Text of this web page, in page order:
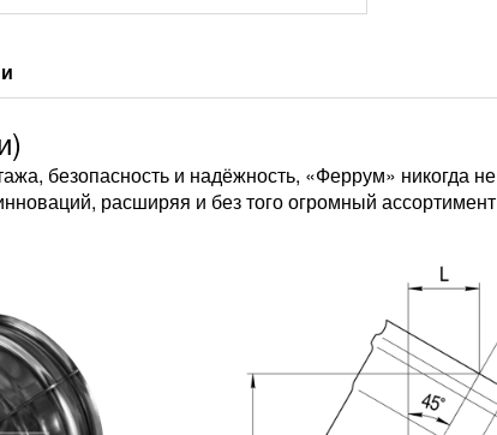
безопасность и надёжность, «Феррум» никогда
расширяя и без того огромный